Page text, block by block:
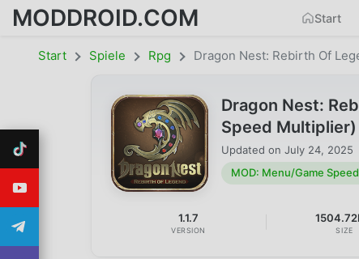
MODDROID.COM Start
Start Spiele Rpg Dragon Nest: Rebirth Of
Dragon Nest:
Speed
Updated on July 24, 2025
MOD: Menu/Game
1.1.7
VERSION SIZE